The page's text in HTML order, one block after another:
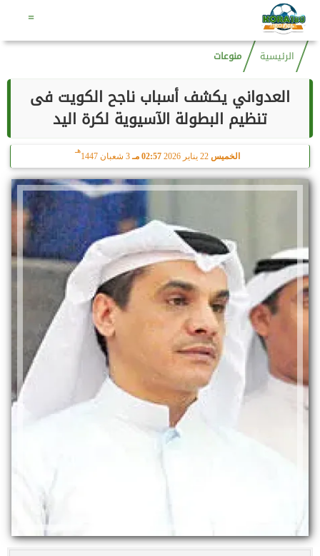
=
الرئيسية منوعات
العدواني يكشف أسباب ناجح الكويت فى
تنظيم البطولة الآسيوية لكرة اليد
الخميس 22 يناير 2026 02:57 مـ 3 شعبان 1447
هـ